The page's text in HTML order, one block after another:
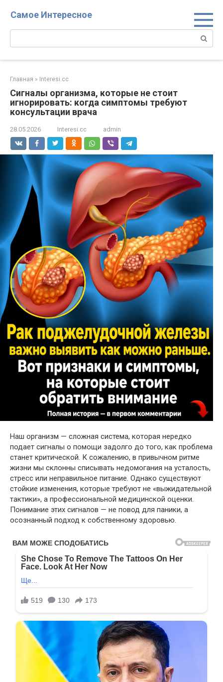
Самое Интересное
Поиск:
Главная » Interesi.cc
Сигналы организма, которые не стоит
игнорировать: когда симптомы требуют
консультации врача
28.05.2026 Interesi.cc admin
Наш организм — сложная система, которая нередко
подает сигналы о помощи задолго до того, как проблема
станет критической. К сожалению, в привычном ритме
жизни мы склонны списывать недомогания на усталость,
стресс или неправильное питание. Однако существуют
стойкие изменения, которые требуют не «выжидательной
тактики», а профессиональной медицинской оценки.
Понимание этих сигналов — не повод для паники, а
осознанный подход к собственному здоровью.